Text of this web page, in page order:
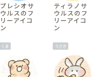
プレシオサ
ウルスのフ
リーアイコ
ン
ティラノサ
ウルスのフ
リーアイコ
ン
くま うさぎ